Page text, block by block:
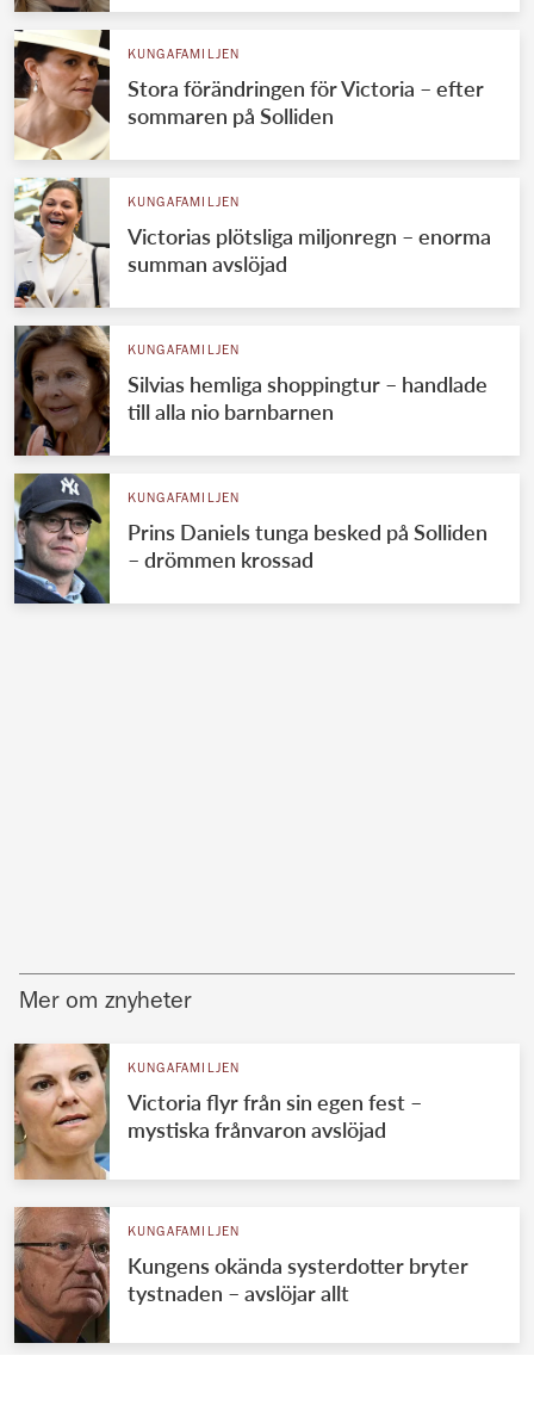
KUNGAFAMILJEN
Stora förändringen för Victoria – efter
sommaren på Solliden
KUNGAFAMILJEN
Victorias plötsliga miljonregn – enorma
summan avslöjad
KUNGAFAMILJEN
Silvias hemliga shoppingtur – handlade
till alla nio barnbarnen
KUNGAFAMILJEN
Prins Daniels tunga besked på Solliden
– drömmen krossad
Mer om znyheter
KUNGAFAMILJEN
Victoria flyr från sin egen fest –
mystiska frånvaron avslöjad
KUNGAFAMILJEN
Kungens okända systerdotter bryter
tystnaden – avslöjar allt